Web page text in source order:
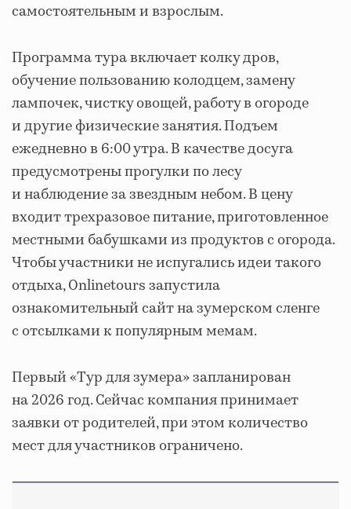
самостоятельным и взрослым.
Программа тура включает колку дров,
обучение пользованию колодцем, замену
лампочек, чистку овощей, работу в огороде
и другие физические занятия. Подъем
ежедневно в 6:00 утра. В качестве досуга
предусмотрены прогулки по лесу
и наблюдение за звездным небом. В цену
входит трехразовое питание, приготовленное
местными бабушками из продуктов с огорода.
Чтобы участники не испугались идеи такого
отдыха, Onlinetours запустила
ознакомительный сайт на зумерском сленге
с отсылками к популярным мемам.
Первый «Тур для зумера» запланирован
на 2026 год. Сейчас компания принимает
заявки от родителей, при этом количество
мест для участников ограничено.